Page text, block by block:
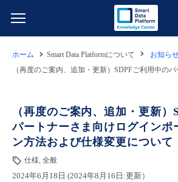
クラウド/サーバー
ネットワーク
データ利活用
クラウド/サーバー
料金情報
料金シミュレーター
ご利用開始ガイド
ホーム Smart Data Platformについて
お知ら
（再度のご案内、追加・更新
パートナーさま向けログインポ
ン方法および仕様変更について
仕様, 全般
2024年6月18日 (2024年8月16日:更新）